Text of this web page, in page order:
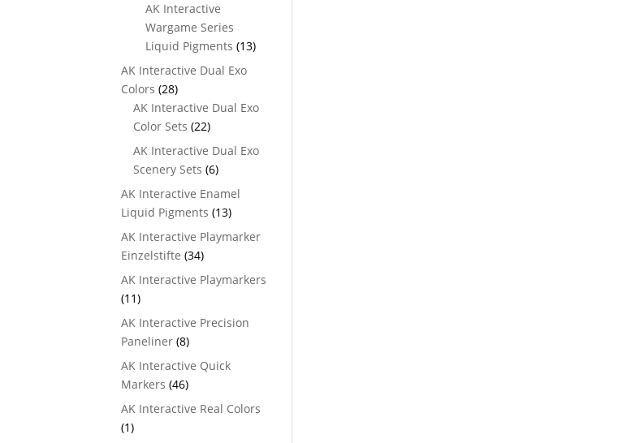
AK Interactive
Wargame Series
Liquid Pigments (13)
AK Interactive Dual Exo
Colors (28)
AK Interactive Dual Exo
Color Sets (22)
AK Interactive Dual Exo
Scenery Sets (6)
AK Interactive Enamel
Liquid Pigments (13)
AK Interactive Playmarker
Einzelstifte (34)
AK Interactive Playmarkers
(11)
AK Interactive Precision
Paneliner (8)
AK Interactive Quick
Markers (46)
AK Interactive Real Colors
(1)